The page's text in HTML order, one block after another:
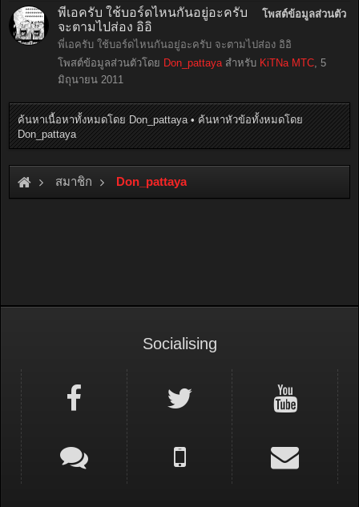
โพสต์ข้อมูลส่วนตัว
พี่เอครับ ใช้บอร์ดไหนกันอยู่อะครับ
จะตามไปส่อง อิอิ
พี่เอครับ ใช้บอร์ดไหนกันอยู่อะครับ จะตามไปส่อง อิอิ
โพสต์ข้อมูลส่วนตัวโดย Don_pattayaสำหรับ KiTNa MTC, 5
มิถุนายน 2011
ค้นหาเนื้อหาทั้งหมดโดย Don_pattaya
ค้นหาหัวข้อทั้งหมดโดย
Don_pattaya
สมาชิก Don_pattaya
Socialising